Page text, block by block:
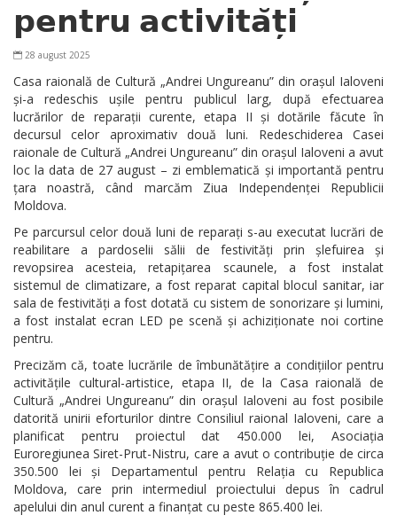
𝗽𝗲𝗻𝘁𝗿𝘂 𝗮𝗰𝘁𝗶𝘃𝗶𝘁𝗮̆𝘁̦𝗶
28 august 2025
Casa raională de Cultură „Andrei Ungureanu” din orașul Ialoveni
și-a redeschis ușile pentru publicul larg, după efectuarea
lucrărilor de reparații curente, etapa II și dotările făcute în
decursul celor aproximativ două luni. Redeschiderea Casei
raionale de Cultură „Andrei Ungureanu” din orașul Ialoveni a avut
loc la data de 27 august – zi emblematică și importantă pentru
țara noastră, când marcăm Ziua Independenței Republicii
Moldova.
Pe parcursul celor două luni de reparați s-au executat lucrări de
reabilitare a pardoselii sălii de festivități prin șlefuirea și
revopsirea acesteia, retapițarea scaunele, a fost instalat
sistemul de climatizare, a fost reparat capital blocul sanitar, iar
sala de festivități a fost dotată cu sistem de sonorizare și lumini,
a fost instalat ecran LED pe scenă și achiziționate noi cortine
pentru.
Precizăm că, toate lucrările de îmbunătățire a condițiilor pentru
activitățile cultural-artistice, etapa II, de la Casa raională de
Cultură „Andrei Ungureanu” din orașul Ialoveni au fost posibile
datorită unirii eforturilor dintre Consiliul raional Ialoveni, care a
planificat pentru proiectul dat 450.000 lei, Asociația
Euroregiunea Siret-Prut-Nistru, care a avut o contribuție de circa
350.500 lei și Departamentul pentru Relația cu Republica
Moldova, care prin intermediul proiectului depus în cadrul
apelului din anul curent a finanțat cu peste 865.400 lei.